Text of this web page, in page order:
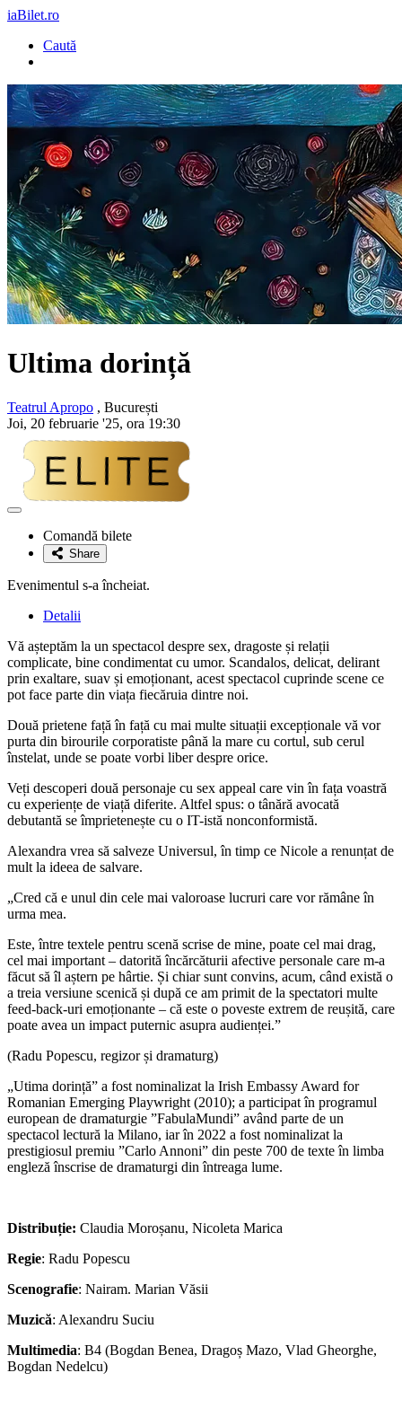
iaBilet.ro
Caută
Ultima dorință
Teatrul Apropo , București
Joi, 20 februarie '25, ora 19:30
Adaugă
favoriteComandă bilete
Share
Evenimentul s-a încheiat.
Detalii
Vă așteptăm la un spectacol despre sex, dragoste și relații
complicate, bine condimentat cu umor. Scandalos, delicat, delirant
prin exaltare, suav și emoționant, acest spectacol cuprinde scene ce
pot face parte din viața fiecăruia dintre noi.
Două prietene față în față cu mai multe situații excepționale vă vor
purta din birourile corporatiste până la mare cu cortul, sub cerul
înstelat, unde se poate vorbi liber despre orice.
Veți descoperi două personaje cu sex appeal care vin în fața voastră
cu experiențe de viață diferite. Altfel spus: o tânără avocată
debutantă se împrietenește cu o IT-istă nonconformistă.
Alexandra vrea să salveze Universul, în timp ce Nicole a renunțat de
mult la ideea de salvare.
„Cred că e unul din cele mai valoroase lucruri care vor rămâne în
urma mea.
Este, între textele pentru scenă scrise de mine, poate cel mai drag,
cel mai important – datorită încărcăturii afective personale care m-a
făcut să îl aștern pe hârtie. Și chiar sunt convins, acum, când există o
a treia versiune scenică și după ce am primit de la spectatori multe
feed-back-uri emoționante – că este o poveste extrem de reușită, care
poate avea un impact puternic asupra audienței.”
(Radu Popescu, regizor și dramaturg)
„Utima dorință” a fost nominalizat la Irish Embassy Award for
Romanian Emerging Playwright (2010); a participat în programul
european de dramaturgie ”FabulaMundi” având parte de un
spectacol lectură la Milano, iar în 2022 a fost nominalizat la
prestigiosul premiu ”Carlo Annoni” din peste 700 de texte în limba
engleză înscrise de dramaturgi din întreaga lume.
Distribuție: Claudia Moroșanu, Nicoleta Marica
Regie: Radu Popescu
Scenografie: Nairam. Marian Văsii
Muzică: Alexandru Suciu
Multimedia: B4 (Bogdan Benea, Dragoș Mazo, Vlad Gheorghe,
Bogdan Nedelcu)